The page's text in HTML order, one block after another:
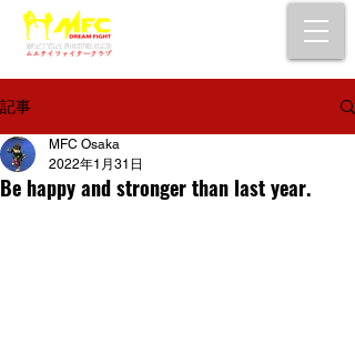
記事
Be happy and stronger than last year.
MFC Osaka
2022年1月31日